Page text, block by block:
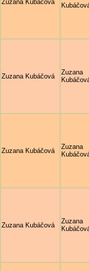
Zuzana Kubáčová
Zuzana Kubáčová
Zuzana
Zuzana Kubáčová
Zuzana
Zuzana Kubáčová
Zuzana